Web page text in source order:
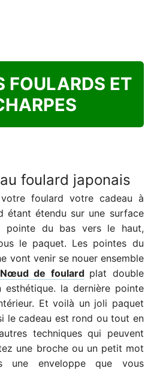
FOULARDS ET
foulard japonais
foulard votre cadeau à
étant étendu sur une surface
pointe du bas vers le haut,
le paquet. Les pointes du
vont venir se nouer ensemble
Nœud de foulard plat double
la dernière pointe
Et voilà un joli paquet
le cadeau est rond ou tout en
techniques qui peuvent
une broche ou un petit mot
une enveloppe que vous